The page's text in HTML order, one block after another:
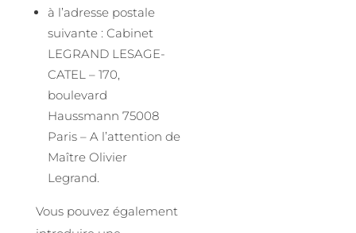
à l’adresse postale
suivante : Cabinet
LEGRAND LESAGE-
CATEL – 170,
boulevard
Haussmann 75008
Paris – A l’attention de
Maître Olivier
Legrand.
Vous pouvez également